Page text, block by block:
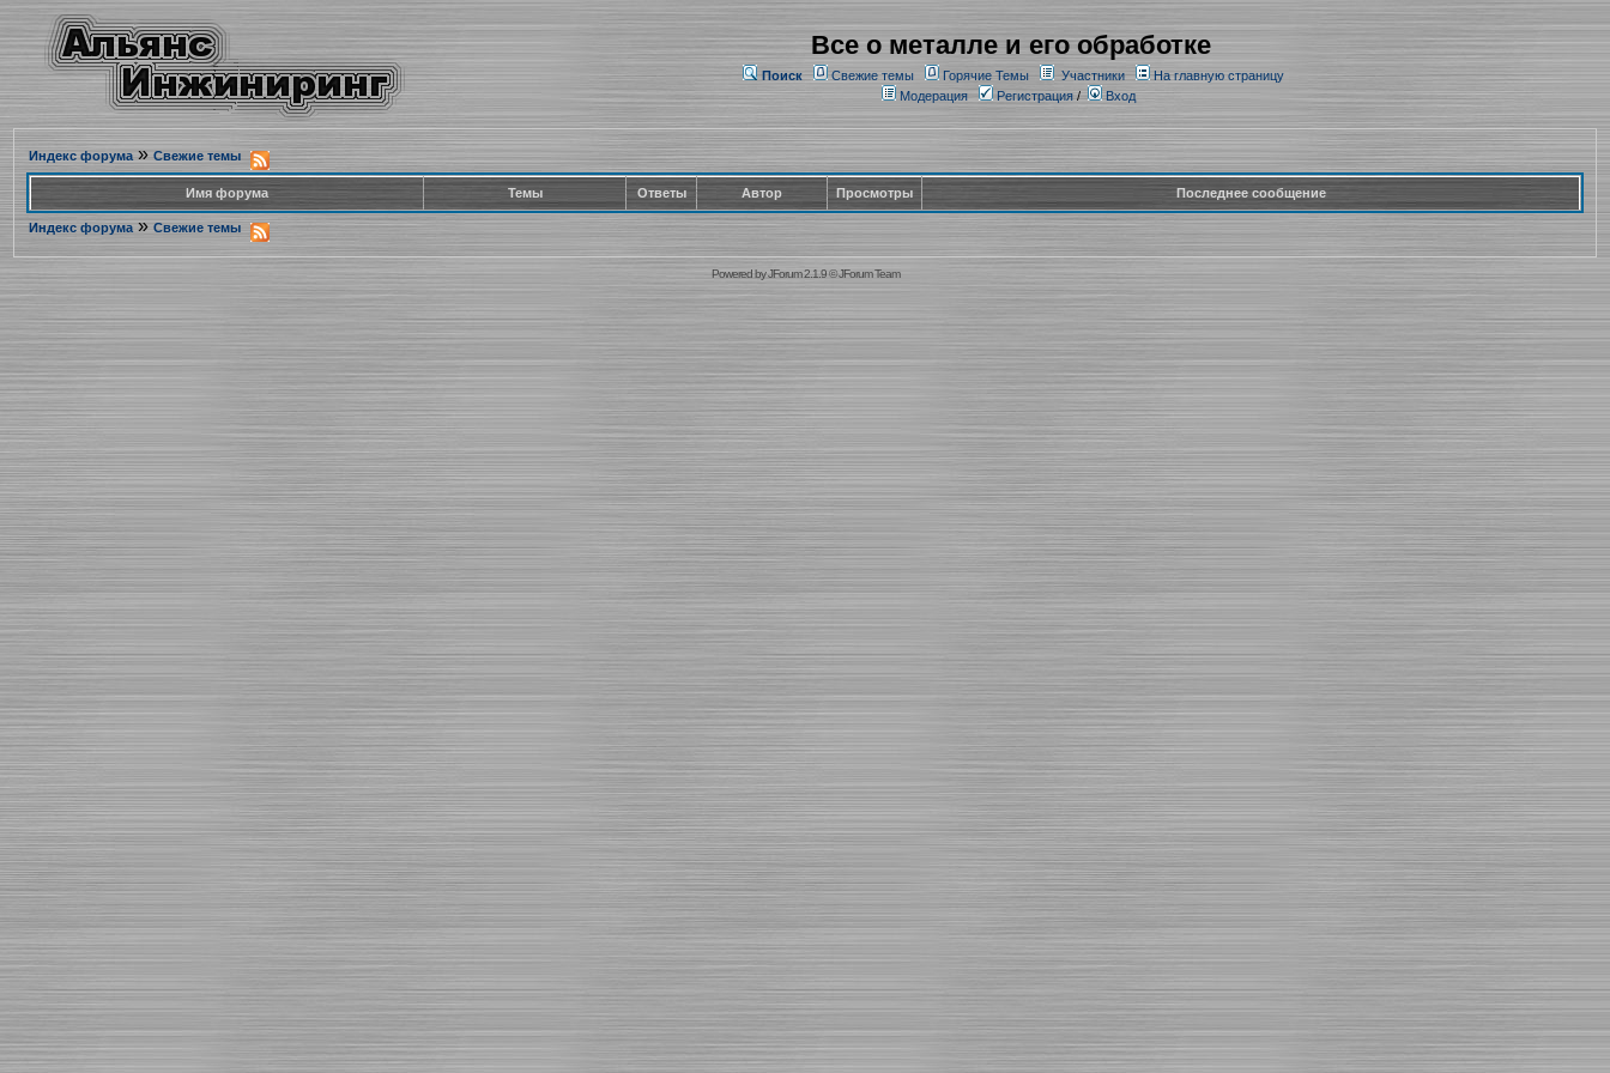
Все о металле и его обработке
Поиск Свежие темы Горячие Темы Участники
На главную страницу
Модерация
Регистрация/ Вход
Индекс форума» Свежие темы
Имя форума Темы Ответы Автор Просмотры Последнее сообщение
Индекс форума » Свежие темы
Powered byJForum 2.1.9©JForum Team